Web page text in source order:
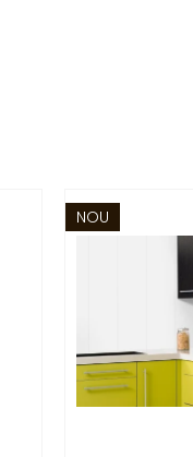
NOU